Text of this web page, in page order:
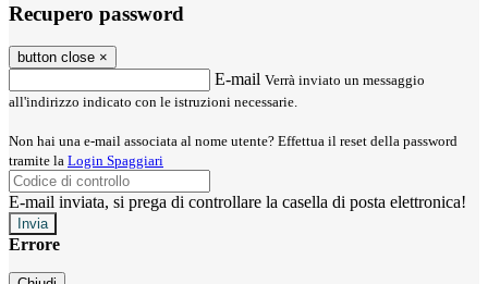
Recupero password
button close ×
E-mail Verrà inviato un messaggio
all'indirizzo indicato con le istruzioni necessarie.
Non hai una e-mail associata al nome utente? Effettua il reset della password
tramite la Login Spaggiari
E-mail inviata, si prega di controllare la casella di posta elettronica!
Errore